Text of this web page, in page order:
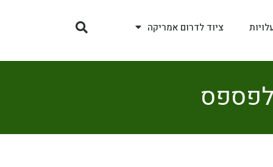
ציוד לדרום אמריקה